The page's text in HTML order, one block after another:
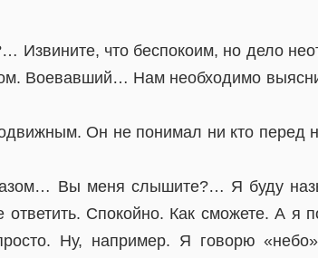
что беспокоим, но дело
Воевавший… Нам необходимо
Он не понимал ни кто перед
Вы меня слышите?… Я буду
Спокойно. Как сможете. А я
Ну, например. Я говорю